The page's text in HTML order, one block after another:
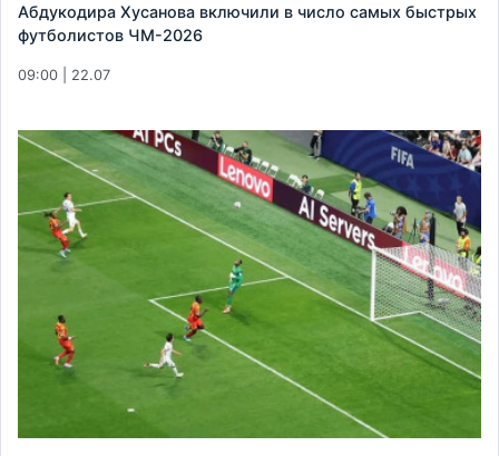
Абдукодира Хусанова включили в число самых быстрых
футболистов ЧМ-2026
09:00 | 22.07